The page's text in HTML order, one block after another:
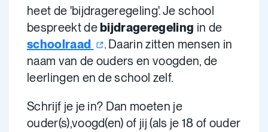
heet de 'bijdrageregeling'. Je school
bespreekt debijdrageregeling in de
schoolraad
. Daarin zitten mensen in
naam van de ouders en voogden, de
leerlingen en de school zelf.
Schrijf je je in? Dan moeten je
ouder(s),voogd(en) of jij (als je 18 of ouder